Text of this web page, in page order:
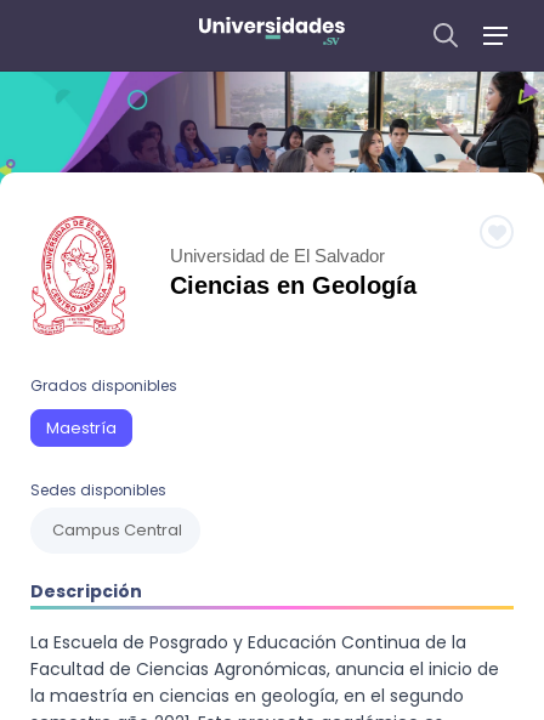
Universidad de El Salvador
Ciencias en Geología
Grados disponibles
Maestría
Sedes disponibles
Campus Central
Descripción
La Escuela de Posgrado y Educación Continua de la
Facultad de Ciencias Agronómicas, anuncia el inicio de
la maestría en ciencias en geología, en el segundo